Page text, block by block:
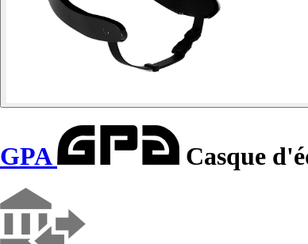
GPA Casque